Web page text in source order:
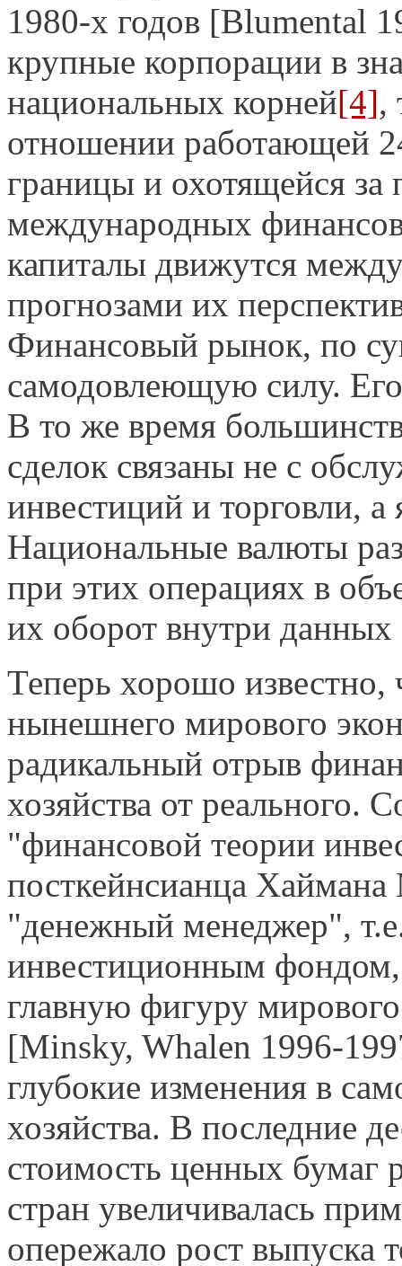
1980-х годов
крупные корпорации в
национальных корней[4],
отношении работающей
границы и охотящейся
международных
капиталы движутся
прогнозами их
Финансовый рынок, по
самодовлеющую силу.
В то же время
сделок связаны не с
инвестиций и торговли,
Национальные валюты
при этих операциях в
их оборот внутри данных
Теперь хорошо
нынешнего мирово­го
радикальный отрыв
хозяйства от реального.
"финансо­вой теории
посткейнсианца
"денежный менеджер",
инвестиционным
главную фигуру мирового
[Minsky, Whalen 1996-
глубокие изменения в
хозяйства. В последние
стоимость ценных бумаг
стран увеличивалась
опережало рост выпус­ка